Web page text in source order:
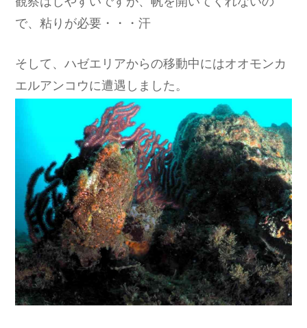
で、粘りが必要・・・汗
そして、ハゼエリアからの移動中にはオオモンカ
エルアンコウに遭遇しました。